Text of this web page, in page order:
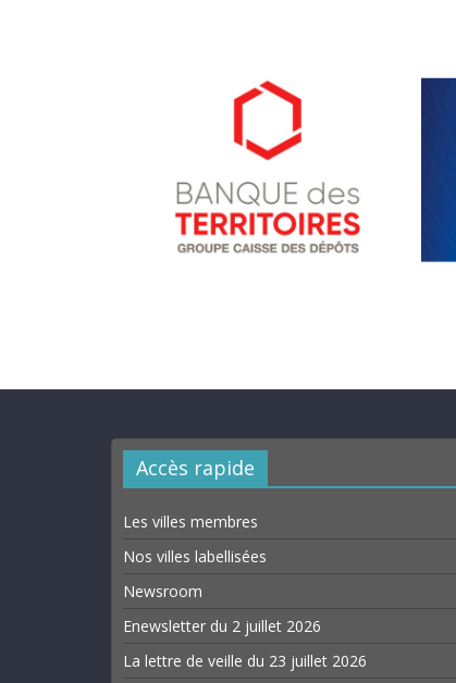
Accès rapide
Les villes membres
Nos villes labellisées
Newsroom
Enewsletter du 2 juillet 2026
La lettre de veille du 23 juillet 2026